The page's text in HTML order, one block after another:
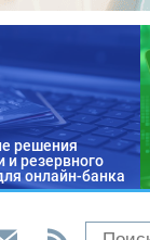
решения
и резервного
онлайн-банка